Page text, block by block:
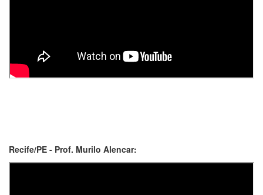
Recife/PE - Prof. Murilo Alencar: